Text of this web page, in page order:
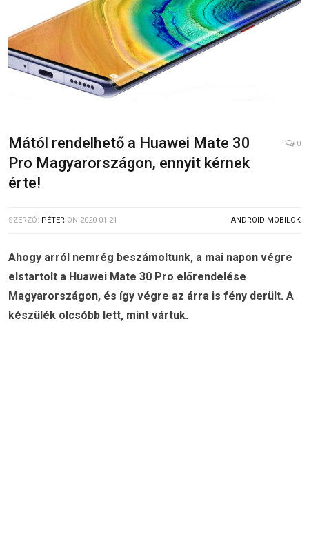
Mától rendelhető a Huawei Mate 30
Pro Magyarországon, ennyit kérnek
érte!
0
SZERZŐ: PÉTER ON 2020-01-21 ANDROID MOBILOK
Ahogy arról nemrég beszámoltunk, a mai napon végre
elstartolt a Huawei Mate 30 Pro előrendelése
Magyarországon, és így végre az árra is fény derült. A
készülék olcsóbb lett, mint vártuk.